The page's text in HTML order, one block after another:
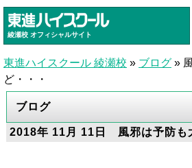
綾瀬校 オフィシャルサイト
東進ハイスクール 綾瀬校 » ブログ »
ど・・・
ブログ
2018年 11月 11日 風邪は予防も